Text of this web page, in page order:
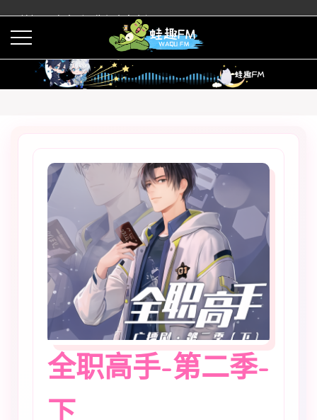
蛙趣FM有声剧预告与内容介绍
全职高手-第二季-
下